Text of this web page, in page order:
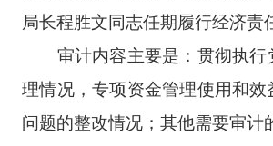
局长程胜文同志任期履行经济责
审计内容主要是：贯彻执
理情况，专项资金管理使用和
问题的整改情况；其他需要审计